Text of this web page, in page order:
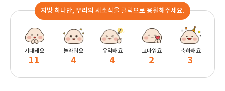
지방 하나만, 우리의 새소식을 클릭으로 응원해주세요.
기대돼요
11
놀라워요
4
유익해요
4
고마워요
2
축하해요
3